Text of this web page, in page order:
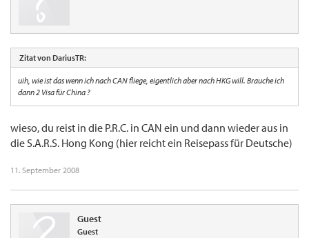
Zitat von DariusTR:
uih, wie ist das wenn ich nach CAN fliege, eigentlich aber nach HKG will. Brauche ich
dann 2 Visa für China ?
wieso, du reist in die P.R.C. in CAN ein und dann wieder aus in
die S.A.R.S. Hong Kong (hier reicht ein Reisepass für Deutsche)
11. September 2008
Guest
Guest